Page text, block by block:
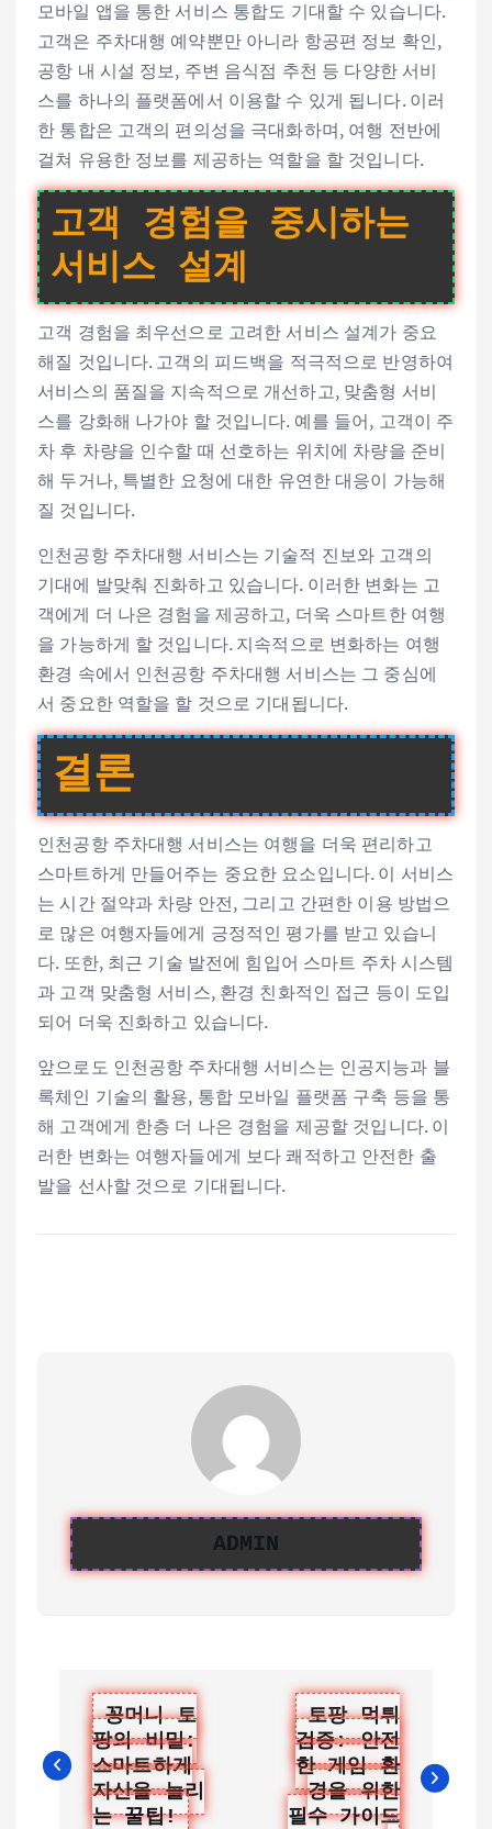
모바일 앱을 통한 서비스 통합도 기대할 수 있습니다.
고객은 주차대행 예약뿐만 아니라 항공편 정보 확인,
공항 내 시설 정보, 주변 음식점 추천 등 다양한 서비
스를 하나의 플랫폼에서 이용할 수 있게 됩니다. 이러
한 통합은 고객의 편의성을 극대화하며, 여행 전반에
걸쳐 유용한 정보를 제공하는 역할을 할 것입니다.
고객 경험을 중시하는
서비스 설계
고객 경험을 최우선으로 고려한 서비스 설계가 중요
해질 것입니다. 고객의 피드백을 적극적으로 반영하여
서비스의 품질을 지속적으로 개선하고, 맞춤형 서비
스를 강화해 나가야 할 것입니다. 예를 들어, 고객이 주
차 후 차량을 인수할 때 선호하는 위치에 차량을 준비
해 두거나, 특별한 요청에 대한 유연한 대응이 가능해
질 것입니다.
인천공항 주차대행 서비스는 기술적 진보와 고객의
기대에 발맞춰 진화하고 있습니다. 이러한 변화는 고
객에게 더 나은 경험을 제공하고, 더욱 스마트한 여행
을 가능하게 할 것입니다. 지속적으로 변화하는 여행
환경 속에서 인천공항 주차대행 서비스는 그 중심에
서 중요한 역할을 할 것으로 기대됩니다.
결론
인천공항 주차대행 서비스는 여행을 더욱 편리하고
스마트하게 만들어주는 중요한 요소입니다. 이 서비스
는 시간 절약과 차량 안전, 그리고 간편한 이용 방법으
로 많은 여행자들에게 긍정적인 평가를 받고 있습니
다. 또한, 최근 기술 발전에 힘입어 스마트 주차 시스템
과 고객 맞춤형 서비스, 환경 친화적인 접근 등이 도입
되어 더욱 진화하고 있습니다.
앞으로도 인천공항 주차대행 서비스는 인공지능과 블
록체인 기술의 활용, 통합 모바일 플랫폼 구축 등을 통
해 고객에게 한층 더 나은 경험을 제공할 것입니다. 이
러한 변화는 여행자들에게 보다 쾌적하고 안전한 출
발을 선사할 것으로 기대됩니다.
ADMIN
글
탐
꽁머니 토
팡의 비밀:
스마트하게
자산을 늘리
는 꿀팁!
토팡 먹튀
검증: 안전
한 게임 환
경을 위한
필수 가이드